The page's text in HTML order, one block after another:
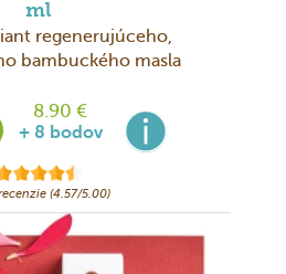
ml
regenerujúceho,
bambuckého masla
8.90 €
+ 8 bodov
(4.57/5.00)